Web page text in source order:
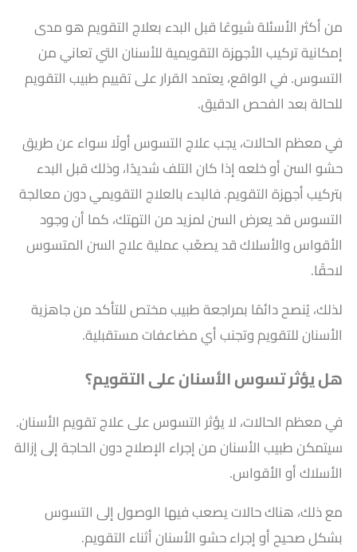
من أكثر الأسئلة شيوعًا قبل البدء بعلاج التقويم هو مدى
إمكانية تركيب الأجهزة التقويمية للأسنان التي تعاني من
التسوس. في الواقع، يعتمد القرار على تقييم طبيب التقويم
للحالة بعد الفحص الدقيق.
في معظم الحالات، يجب علاج التسوس أولًا سواء عن طريق
حشو السن أو خلعه إذا كان التلف شديدًا، وذلك قبل البدء
بتركيب أجهزة التقويم. فالبدء بالعلاج التقويمي دون معالجة
التسوس قد يعرض السن لمزيد من التهتك، كما أن وجود
الأقواس والأسلاك قد يصعّب عملية علاج السن المتسوس
لاحقًا.
لذلك، يُنصح دائمًا بمراجعة طبيب مختص للتأكد من جاهزية
الأسنان للتقويم وتجنب أي مضاعفات مستقبلية.
هل يؤثر تسوس الأسنان على التقويم؟
في معظم الحالات، لا يؤثر التسوس على علاج تقويم الأسنان.
سيتمكن طبيب الأسنان من إجراء الإصلاح دون الحاجة إلى إزالة
الأسلاك أو الأقواس.
مع ذلك، هناك حالات يصعب فيها الوصول إلى التسوس
بشكل صحيح أو إجراء حشو الأسنان أثناء التقويم.